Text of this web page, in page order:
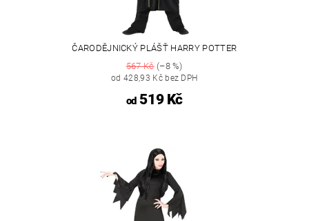
ČARODĚJNICKÝ PLÁŠŤ HARRY POTTER
567 Kč(–8 %)
od 428,93 Kč bez DPH
od519 Kč